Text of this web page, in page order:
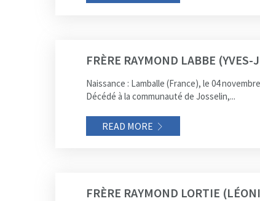
FRÈRE RAYMOND LABBE (YVES-
Naissance : Lamballe (France), le 04
Décédé à la communauté de Josselin,...
READ MORE
FRÈRE RAYMOND LORTIE